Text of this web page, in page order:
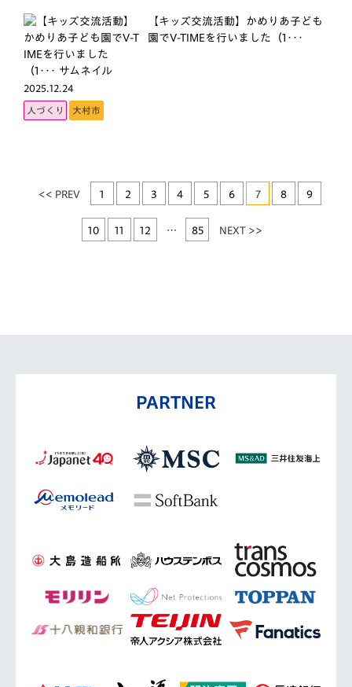
2025.12.24
【キッズ交流活動】かめりあ子ども
園でV-TIMEを行いました（1･･･
人づくり 大村市
<< PREV 1 2 3 4 5 6 7 8 9
10 11 12 … 85 NEXT >>
PARTNER